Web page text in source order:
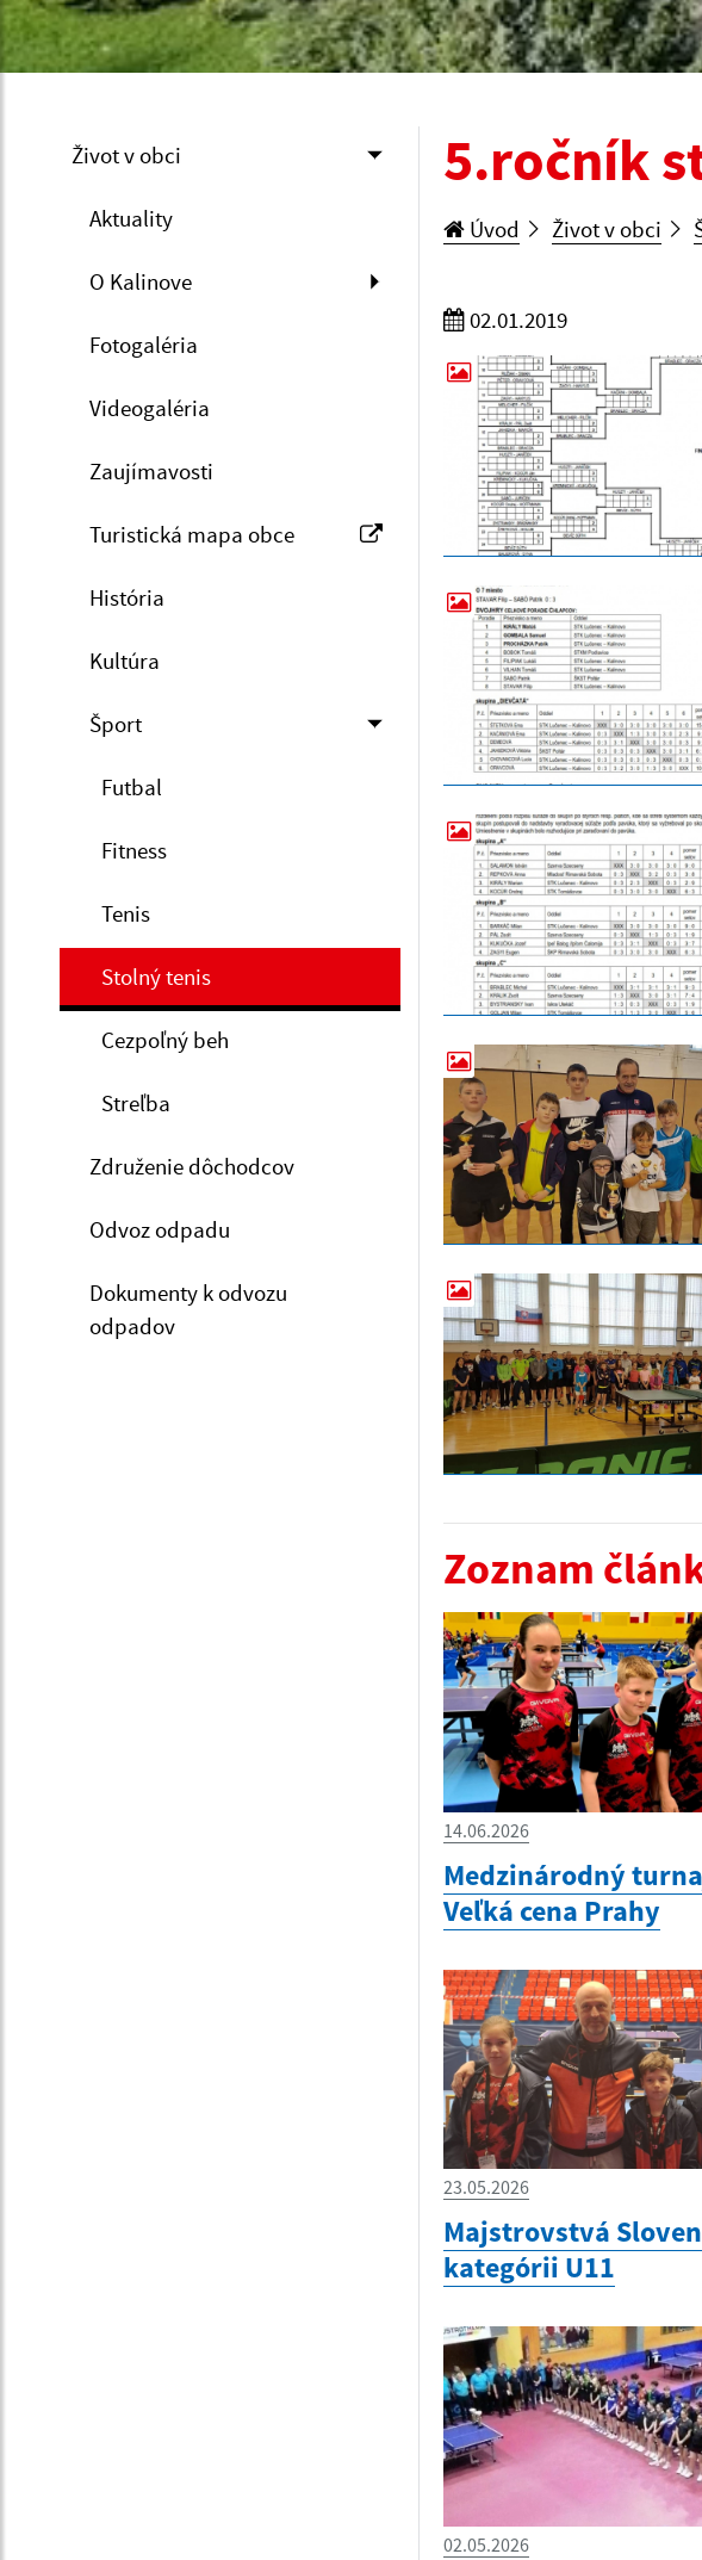
Život v obci
Aktuality
O Kalinove
Fotogaléria
Videogaléria
Zaujímavosti
Turistická mapa obce
História
Kultúra
Šport
Futbal
Fitness
Tenis
Stolný tenis
Cezpoľný beh
Streľba
Združenie dôchodcov
Odvoz odpadu
Dokumenty k odvozu
odpadov
5.ročník
Úvod Život v obci
02.01.2019
Zoznam
14.06.2026
Medzinárodný
Veľká cena Prahy
23.05.2026
Majstrovstvá
kategórii U11
02.05.2026